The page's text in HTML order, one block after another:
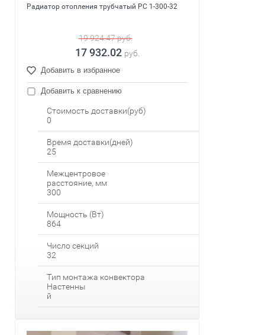
Радиатор отопления трубчатый PC 1-300-32
19 924.47руб.
17 932.02 руб.
Добавить в избранное
Добавить к сравнению
Стоимость доставки(руб)
0
Время доставки(дней)
25
Межцентровое
расстояние, мм
300
Мощность (Вт)
864
Число секций
32
Тип монтажа конвектора
Настенны
й